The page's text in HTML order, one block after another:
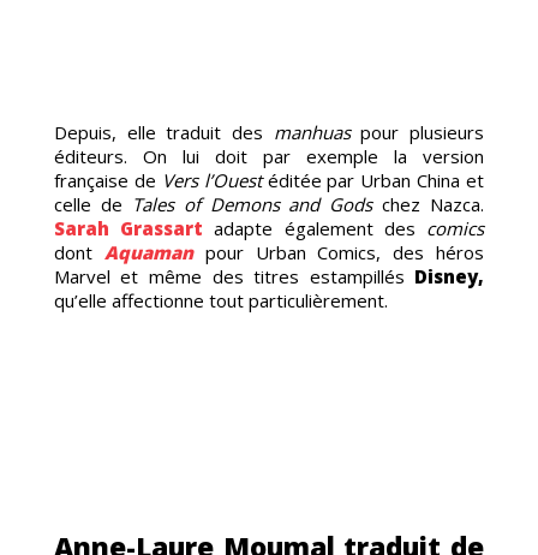
Depuis, elle traduit des manhuaspour plusieurs
éditeurs. On lui doit par exemple la version
française de Vers l’Ouestéditée par Urban China et
celle de Tales of Demons and Godschez Nazca.
Sarah Grassart adapte également des comics
dont Aquamanpour Urban Comics, des héros
Marvel et même des titres estampillés Disney,
qu’elle affectionne tout particulièrement.
Anne-Laure Moumal traduit de